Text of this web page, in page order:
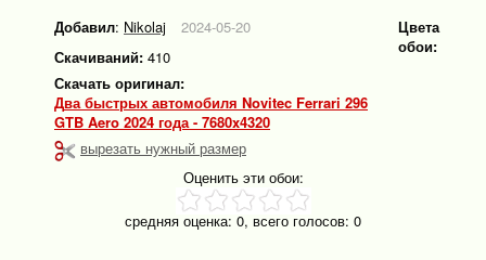
Добавил: Nikolaj
2024-05-20
Скачиваний: 410
Скачать оригинал:
Два быстрых автомобиля Novitec Ferrari 296
GTB Aero 2024 года - 7680x4320
вырезать нужный размер
Цвета
обои:
Оценить эти обои:
средняя оценка: 0, всего голосов: 0